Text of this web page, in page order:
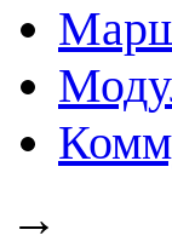
→